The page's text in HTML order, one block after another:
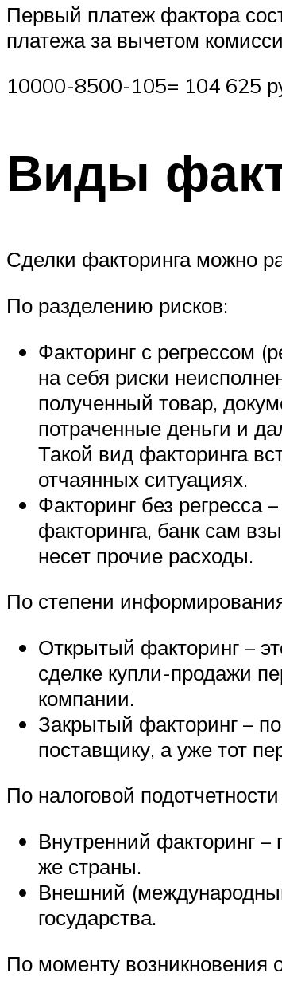
Первый платеж фактора
платежа за вычетом
10000-8500-105= 104 625
Виды
Сделки факторинга можно
По разделению рисков:
Факторинг с регрессом
на себя риски
полученный товар,
потраченные деньги и
Такой вид факторинга
отчаянных ситуациях.
Факторинг без регресса
факторинга, банк сам
несет прочие расходы.
По степени
Открытый факторинг –
сделке купли-продажи
компании.
Закрытый факторинг –
поставщику, а уже тот
По налоговой
Внутренний факторинг
же страны.
Внешний
государства.
По моменту возникновения